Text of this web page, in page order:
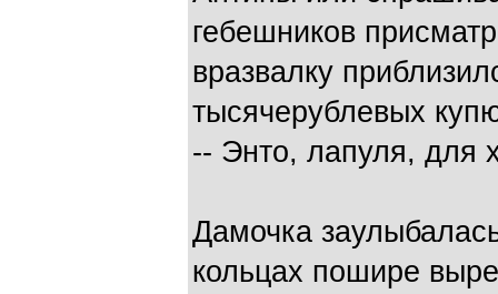
гебешников
вразвалку
тысячерублевых
-- Энто, лапуля, для
Дамочка
кольцах пошире